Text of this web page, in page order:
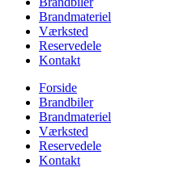
Brandmateriel
Værksted
Reservedele
Kontakt
Forside
Brandbiler
Brandmateriel
Værksted
Reservedele
Kontakt